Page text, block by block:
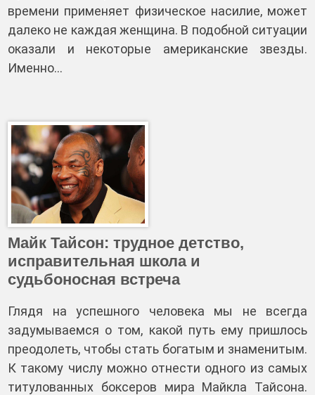
времени применяет физическое насилие, может
далеко не каждая женщина. В подобной ситуации
оказали и некоторые американские звезды.
Именно…
Майк Тайсон: трудное детство,
исправительная школа и
судьбоносная встреча
Глядя на успешного человека мы не всегда
задумываемся о том, какой путь ему пришлось
преодолеть, чтобы стать богатым и знаменитым.
К такому числу можно отнести одного из самых
титулованных боксеров мира Майкла Тайсона.